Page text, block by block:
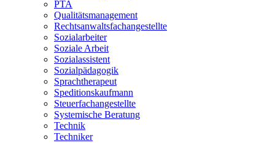
PTA
Qualitätsmanagement
Rechtsanwaltsfachangestellte
Sozialarbeiter
Soziale Arbeit
Sozialassistent
Sozialpädagogik
Sprachtherapeut
Speditionskaufmann
Steuerfachangestellte
Systemische Beratung
Technik
Techniker